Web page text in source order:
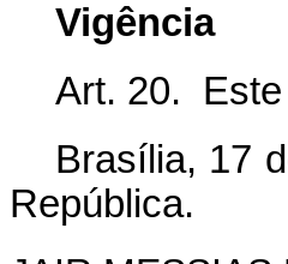
Vigência
Art. 20. Este
Brasília, 17
República.